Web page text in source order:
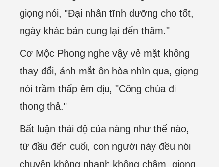
giọng nói, "Đại nhân tĩnh dưỡng cho tốt,
ngày khác bản cung lại đến thăm."
Cơ Mộc Phong nghe vậy vẻ mặt không
thay đổi, ánh mắt ôn hòa nhìn qua, giọng
nói trầm thấp êm dịu, "Công chúa đi
thong thả."
Bất luận thái độ của nàng như thế nào,
từ đầu đến cuối, con người này đều nói
chuyện không nhanh không chậm, giọng